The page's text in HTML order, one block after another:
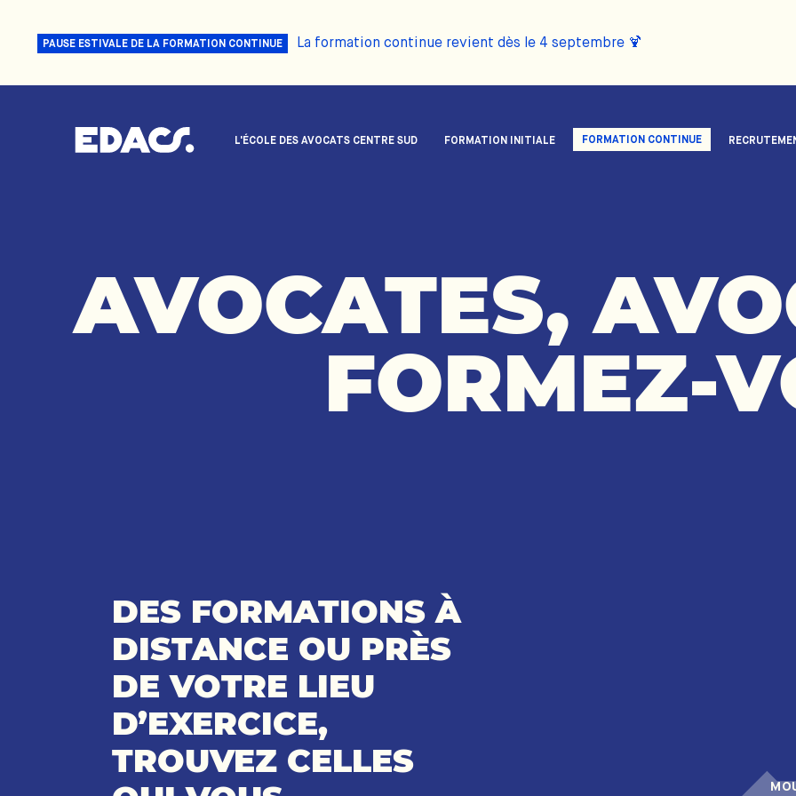
PAUSE ESTIVALE DE LA FORMATION CONTINUE La formation continue revient dès le 4 septembre 🍹
L'ÉCOLE DES AVOCATS CENTRE SUD FORMATION INITIALE FORMATION CONTINUE
AVOCATES,
FORMEZ-
DES FORMATIONS À
DISTANCE OU PRÈS
DE VOTRE LIEU
D’EXERCICE,
TROUVEZ CELLES